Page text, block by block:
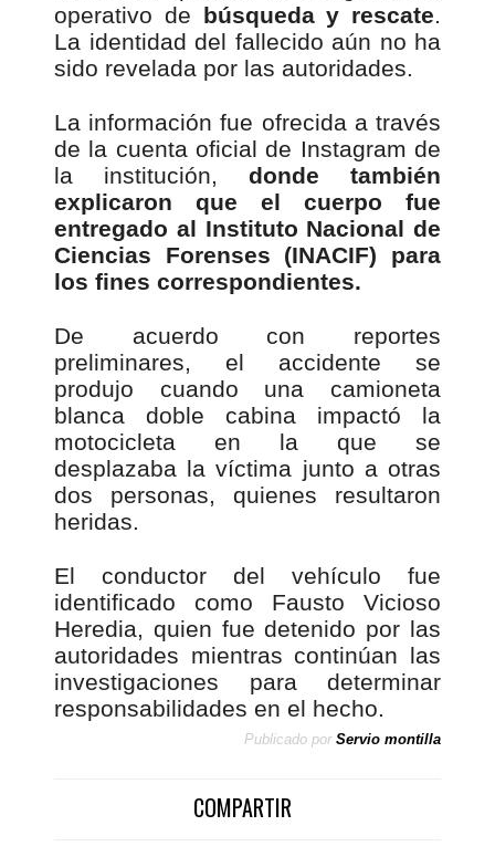
operativo de búsqueda y rescate.
La identidad del fallecido aún no ha
sido revelada por las autoridades.
La información fue ofrecida a través
de la cuenta oficial de Instagram de
la institución, donde también
explicaron que el cuerpo fue
entregado al Instituto Nacional de
Ciencias Forenses (INACIF) para
los fines correspondientes.
De acuerdo con reportes
preliminares, el accidente se
produjo cuando una camioneta
blanca doble cabina impactó la
motocicleta en la que se
desplazaba la víctima junto a otras
dos personas, quienes resultaron
heridas.
El conductor del vehículo fue
identificado como Fausto Vicioso
Heredia, quien fue detenido por las
autoridades mientras continúan las
investigaciones para determinar
responsabilidades en el hecho.
Publicado por Servio montilla
COMPARTIR